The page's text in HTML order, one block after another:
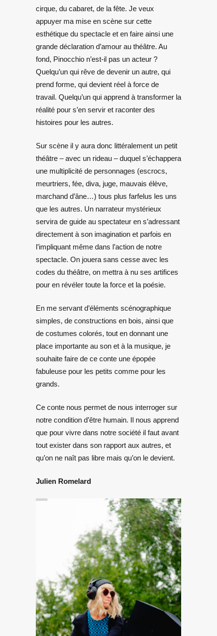
cirque, du cabaret, de la fête. Je veux
appuyer ma mise en scène sur cette
esthétique du spectacle et en faire ainsi une
grande déclaration d’amour au théâtre. Au
fond, Pinocchio n’est-il pas un acteur ?
Quelqu’un qui rêve de devenir un autre, qui
prend forme, qui devient réel à force de
travail. Quelqu’un qui apprend à transformer la
réalité pour s’en servir et raconter des
histoires pour les autres.
Sur scène il y aura donc littéralement un petit
théâtre – avec un rideau – duquel s’échappera
une multiplicité de personnages (escrocs,
meurtriers, fée, diva, juge, mauvais élève,
marchand d’âne…) tous plus farfelus les uns
que les autres. Un narrateur mystérieux
servira de guide au spectateur en s’adressant
directement à son imagination et parfois en
l’impliquant même dans l’action de notre
spectacle. On jouera sans cesse avec les
codes du théâtre, on mettra à nu ses artifices
pour en révéler toute la force et la poésie.
En me servant d’éléments scénographique
simples, de constructions en bois, ainsi que
de costumes colorés, tout en donnant une
place importante au son et à la musique, je
souhaite faire de ce conte une épopée
fabuleuse pour les petits comme pour les
grands.
Ce conte nous permet de nous interroger sur
notre condition d’être humain. Il nous apprend
que pour vivre dans notre société il faut avant
tout exister dans son rapport aux autres, et
qu’on ne naît pas libre mais qu’on le devient.
Julien Romelard